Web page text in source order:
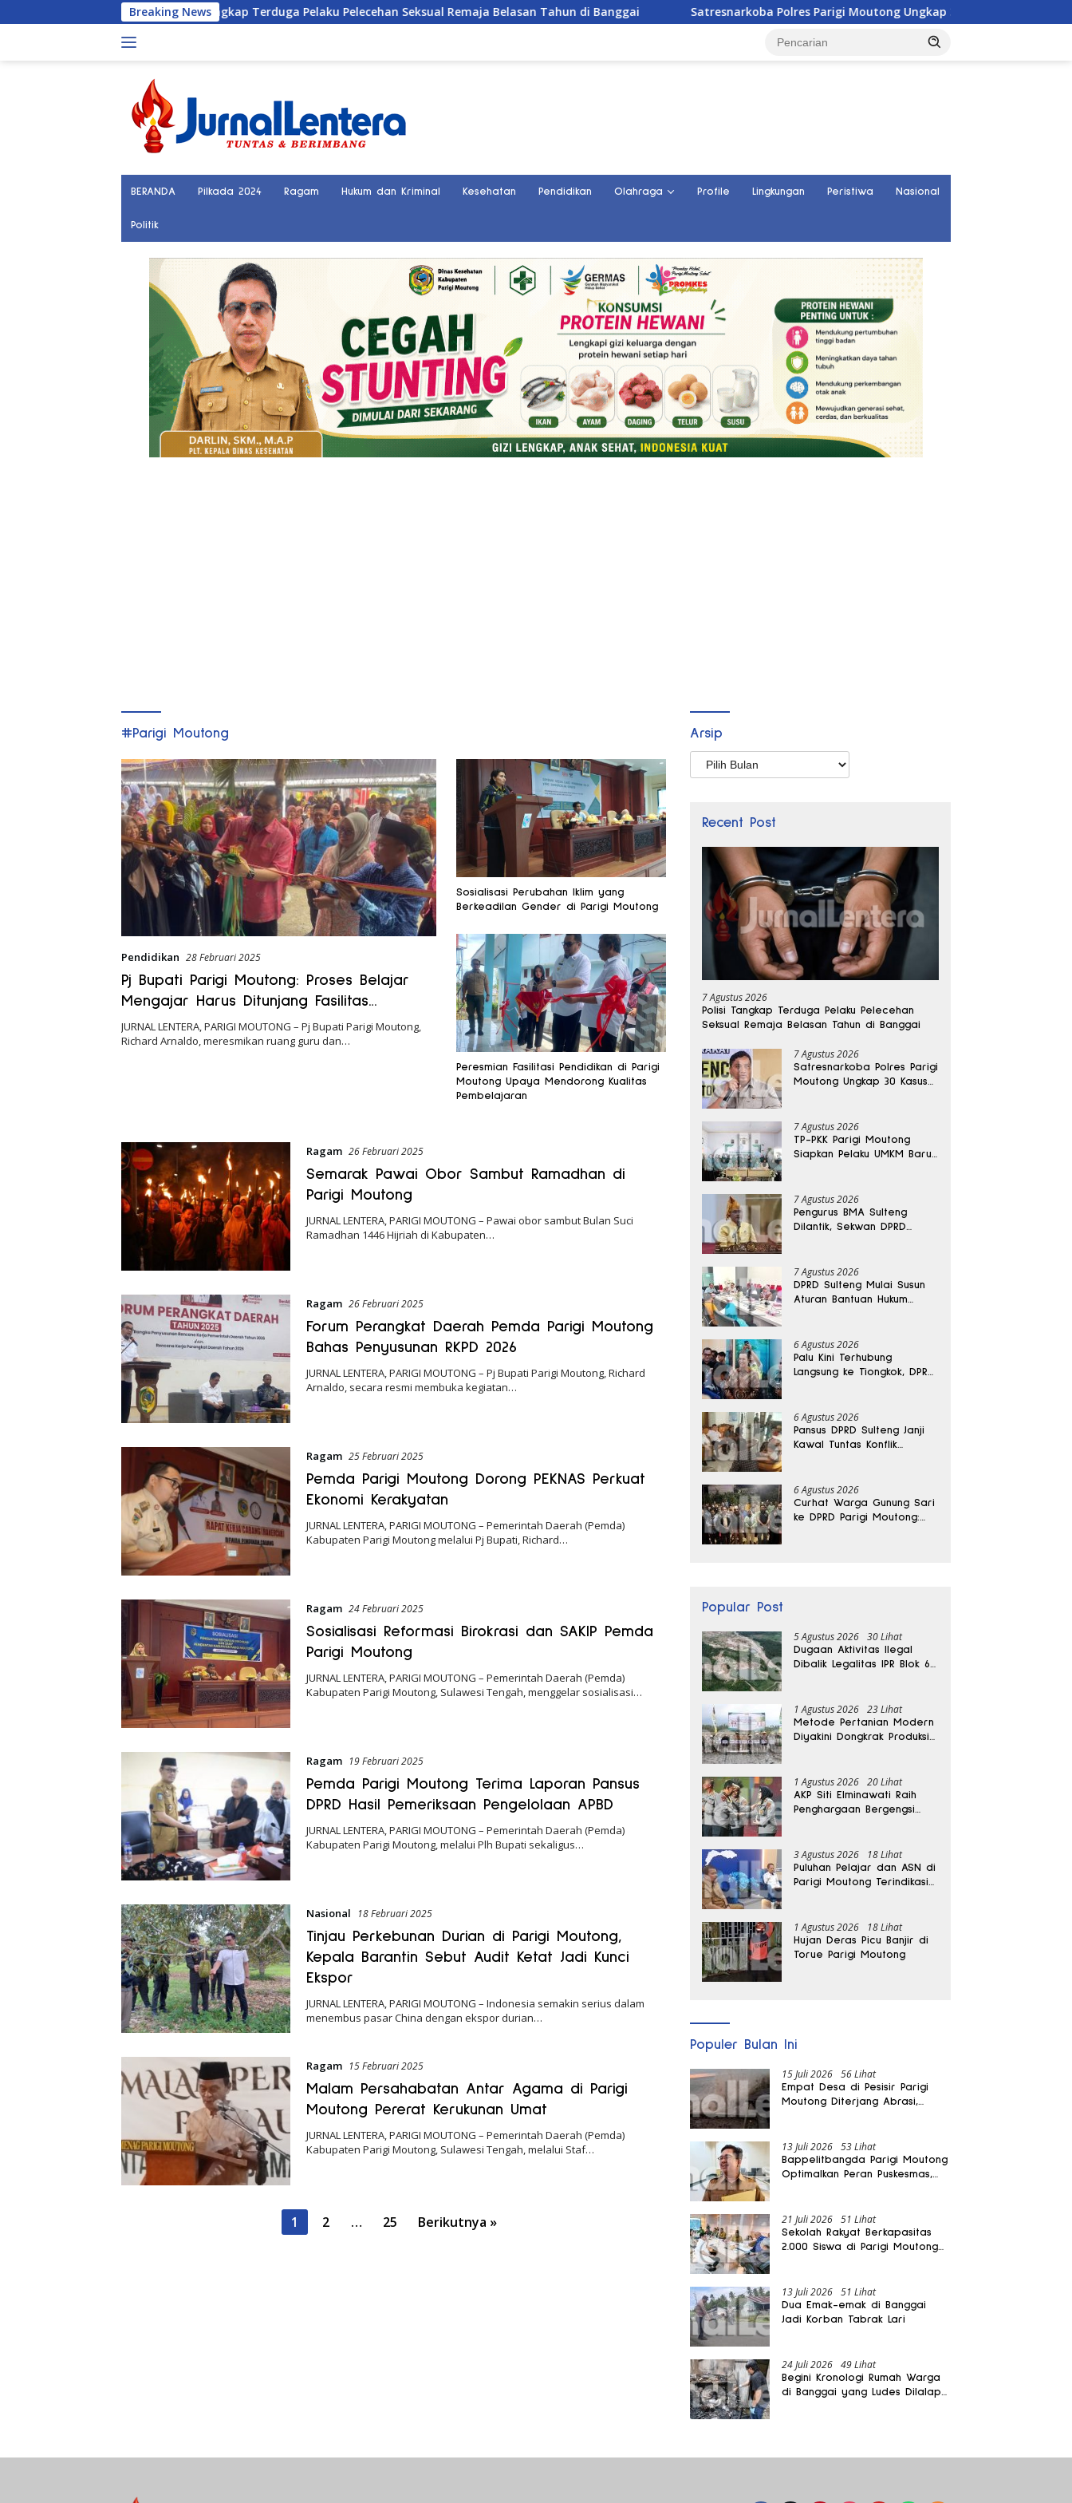
ke
Breaking News
Polisi Tangkap Terduga Pelaku Pelecehan Seksual Remaja Belasan Tahun di Banggai Satresnarkoba Polres Parigi Moutong Ungkap 30 Kasus Narkoba, Ratusan Gram
BERANDA Pilkada 2024 Ragam Hukum dan Kriminal Kesehatan Pendidikan Olahraga Profile Lingkungan Peristiwa Nasional
Politik
#Parigi Moutong
Pendidikan 28 Februari 2025
Pj Bupati Parigi Moutong: Proses Belajar
Mengajar Harus Ditunjang Fasilitas
Pendudukung Memadai
JURNAL LENTERA, PARIGI MOUTONG – Pj Bupati Parigi Moutong,
Richard Arnaldo, meresmikan ruang guru dan…
Sosialisasi Perubahan Iklim yang
Berkeadilan Gender di Parigi Moutong
Peresmian Fasilitasi Pendidikan di Parigi
Moutong Upaya Mendorong Kualitas
Pembelajaran
Ragam 26 Februari 2025
Semarak Pawai Obor Sambut Ramadhan di
Parigi Moutong
JURNAL LENTERA, PARIGI MOUTONG – Pawai obor sambut Bulan Suci
Ramadhan 1446 Hijriah di Kabupaten…
Ragam 26 Februari 2025
Forum Perangkat Daerah Pemda Parigi Moutong
Bahas Penyusunan RKPD 2026
JURNAL LENTERA, PARIGI MOUTONG – Pj Bupati Parigi Moutong, Richard
Arnaldo, secara resmi membuka kegiatan…
Ragam 25 Februari 2025
Pemda Parigi Moutong Dorong PEKNAS Perkuat
Ekonomi Kerakyatan
JURNAL LENTERA, PARIGI MOUTONG – Pemerintah Daerah (Pemda)
Kabupaten Parigi Moutong melalui Pj Bupati, Richard…
Ragam 24 Februari 2025
Sosialisasi Reformasi Birokrasi dan SAKIP Pemda
Parigi Moutong
JURNAL LENTERA, PARIGI MOUTONG – Pemerintah Daerah (Pemda)
Kabupaten Parigi Moutong, Sulawesi Tengah, menggelar sosialisasi…
Ragam 19 Februari 2025
Pemda Parigi Moutong Terima Laporan Pansus
DPRD Hasil Pemeriksaan Pengelolaan APBD
JURNAL LENTERA, PARIGI MOUTONG – Pemerintah Daerah (Pemda)
Kabupaten Parigi Moutong, melalui Plh Bupati sekaligus…
Nasional 18 Februari 2025
Tinjau Perkebunan Durian di Parigi Moutong,
Kepala Barantin Sebut Audit Ketat Jadi Kunci
Ekspor
JURNAL LENTERA, PARIGI MOUTONG – Indonesia semakin serius dalam
menembus pasar China dengan ekspor durian…
Ragam 15 Februari 2025
Malam Persahabatan Antar Agama di Parigi
Moutong Pererat Kerukunan Umat
JURNAL LENTERA, PARIGI MOUTONG – Pemerintah Daerah (Pemda)
Kabupaten Parigi Moutong, Sulawesi Tengah, melalui Staf…
1 2 … 25 Berikutnya »
Arsip
Arsip
Recent Post
7 Agustus 2026
Polisi Tangkap Terduga Pelaku Pelecehan
Seksual Remaja Belasan Tahun di Banggai
7 Agustus 2026
Satresnarkoba Polres Parigi
Moutong Ungkap 30 Kasus
7 Agustus 2026
TP-PKK Parigi Moutong
Siapkan Pelaku UMKM Baru
7 Agustus 2026
Pengurus BMA Sulteng
Dilantik, Sekwan DPRD
7 Agustus 2026
DPRD Sulteng Mulai Susun
Aturan Bantuan Hukum
6 Agustus 2026
Palu Kini Terhubung
Langsung ke Tiongkok, DPRD
6 Agustus 2026
Pansus DPRD Sulteng Janji
Kawal Tuntas Konflik
6 Agustus 2026
Curhat Warga Gunung Sari
ke DPRD Parigi Moutong:
Popular Post
5 Agustus 2026 30 Lihat
Dugaan Aktivitas Ilegal
Dibalik Legalitas IPR Blok 6
1 Agustus 2026 23 Lihat
Metode Pertanian Modern
Diyakini Dongkrak Produksi
1 Agustus 2026 20 Lihat
AKP Siti Elminawati Raih
Penghargaan Bergengsi
3 Agustus 2026 18 Lihat
Puluhan Pelajar dan ASN di
Parigi Moutong Terindikasi
1 Agustus 2026 18 Lihat
Hujan Deras Picu Banjir di
Torue Parigi Moutong
Populer Bulan Ini
15 Juli 2026 56 Lihat
Empat Desa di Pesisir Parigi
Moutong Diterjang Abrasi,
13 Juli 2026 53 Lihat
Bappelitbangda Parigi Moutong
Optimalkan Peran Puskesmas,
21 Juli 2026 51 Lihat
Sekolah Rakyat Berkapasitas
2.000 Siswa di Parigi Moutong
13 Juli 2026 51 Lihat
Dua Emak-emak di Banggai
Jadi Korban Tabrak Lari
24 Juli 2026 49 Lihat
Begini Kronologi Rumah Warga
di Banggai yang Ludes Dilalap